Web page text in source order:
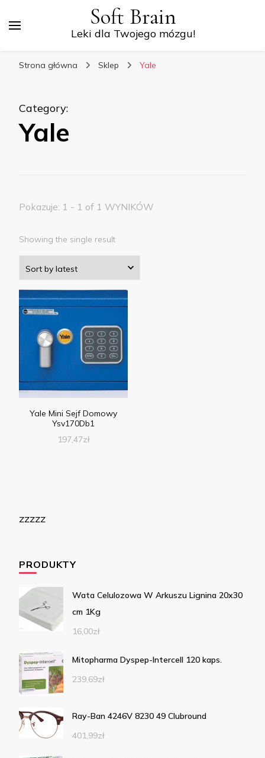
Soft Brain
Leki dla Twojego mózgu!
Strona główna Sklep Yale
Category:
Yale
Pokazuje: 1 - 1 of 1 WYNIKÓW
Showing the single result
Yale Mini Sejf Domowy
Ysv170Db1
197,47zł
zzzzz
PRODUKTY
Wata Celulozowa W Arkuszu Lignina 20x30
cm 1Kg
16,00zł
Mitopharma Dyspep-Intercell 120 kaps.
239,69zł
Ray-Ban 4246V 8230 49 Clubround
401,99zł